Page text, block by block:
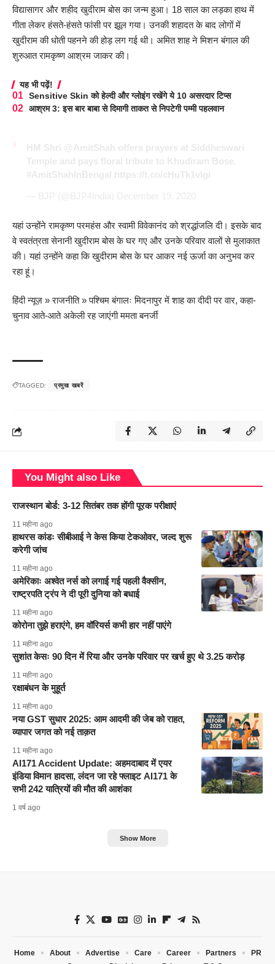
विद्यासागर और शहीद खुदीराम बोस का जन्म हुआ। 18 साल का लड़का हाथ में
गीता लेकर हंसते-हंसते फांसी पर झूल गया। उनकी शहादत के बाद लोगों में
खुदीराम की धोती पहनने की होड़ लग गई थी। अमित शाह ने मिशन बंगाल की
शुरुआत रामकृष्ण आश्रम जाकर की।
यह भी पढ़ें!
Sensitive Skin को हेल्दी और ग्लोइंग रखेंगे ये 10 असरदार टिप्स
आश्रम 3: इस बार बाबा से दिमागी ताकत से निपटेगी पम्मी पहलवान
यहां उन्होंने रामकृष्ण परमहंस और स्वामी विवेकानंद को श्रद्धांजलि दी। इसके बाद
वे स्वतंत्रता सेनानी खुदीराम बोस के घर गए और उनके परिवार वालों से मुलाकात
की। यहां उन्होंने कहा कि खुदीराम बोस के घर आकर नई ऊर्जा का अनुभव कर
रहा हूं।
हिंदी न्यूज़ »राजनीति»पश्चिम बंगालः मिदनापुर में शाह का दीदी पर वार, कहा-
चुनाव आते-आते अकेली रह जाएंगी ममता बनर्जी
TAGGED: प्रमुख खबरें
You Might also Like
राजस्थान बोर्ड: 3-12 सितंबर तक होंगी पूरक परीक्षाएं
11 महीना ago
हाथरस कांडः सीबीआई ने केस किया टेकओवर, जल्द शुरू
करेगी जांच
11 महीना ago
अमेरिकाः अश्वेत नर्स को लगाई गई पहली वैक्सीन,
राष्ट्रपति ट्रंप ने दी पूरी दुनिया को बधाई
11 महीना ago
कोरोना तुझे हराएंगे, हम वॉरियर्स कभी हार नहीं पाएंगे
11 महीना ago
सुशांत केसः 90 दिन में रिया और उनके परिवार पर खर्च हुए थे 3.25 करोड़
11 महीना ago
रक्षाबंधन के मुहूर्त
11 महीना ago
नया GST सुधार 2025: आम आदमी की जेब को राहत,
व्यापार जगत को नई ताक़त
11 महीना ago
AI171 Accident Update: अहमदाबाद में एयर
इंडिया विमान हादसा, लंदन जा रहे फ्लाइट AI171 के
सभी 242 यात्रियों की मौत की आशंका
1 वर्ष ago
Show More
Home About Advertise Care Career Partners
PR